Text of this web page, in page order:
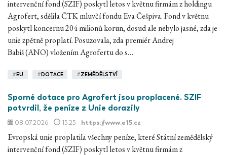
intervenční fond (SZIF) poskytl letos v květnu firmám z holdingu
Agrofert, sdělila ČTK mluvčí fondu Eva Češpiva. Fond v květnu
poskytl koncernu 204 milionů korun, dosud ale nebylo jasné, zda je
unie zpětně proplatí. Posuzovala, zda premiér Andrej
Babiš (ANO) vložením Agrofertu do s…
# EU # DOTACE #ZEMĚDĚLSTVÍ
Sporné dotace pro Agrofert jsou proplacené. SZIF
potvrdil, že peníze z Unie dorazily
08.07.2026 15:25 https://www.e15.cz
Evropská unie proplatila všechny peníze, které Státní zemědělský
intervenční fond (SZIF) poskytl letos v květnu firmám z